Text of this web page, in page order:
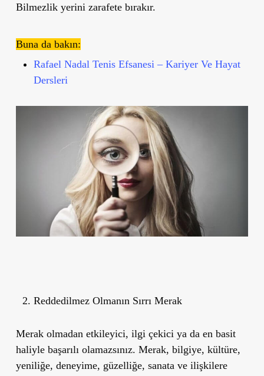
Bilmezlik yerini zarafete bırakır.
Buna da bakın:
Rafael Nadal Tenis Efsanesi – Kariyer Ve Hayat
Dersleri
Reddedilmez Olmanın Sırrı Merak
Merak olmadan etkileyici, ilgi çekici ya da en basit
haliyle başarılı olamazsınız. Merak, bilgiye, kültüre,
yeniliğe, deneyime, güzelliğe, sanata ve ilişkilere